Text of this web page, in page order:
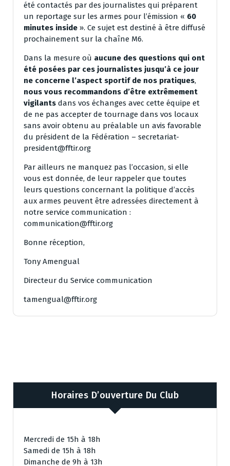
été contactés par des journalistes qui préparent
un reportage sur les armes pour l’émission « 60
minutes inside ». Ce sujet est destiné à être diffusé
prochainement sur la chaîne M6.
Dans la mesure où aucune des questions qui ont
été posées par ces journalistes jusqu’à ce jour
ne concerne l’aspect sportif de nos pratiques,
nous vous recommandons d’être extrêmement
vigilants dans vos échanges avec cette équipe et
de ne pas accepter de tournage dans vos locaux
sans avoir obtenu au préalable un avis favorable
du président de la Fédération – secretariat-
president@fftir.org
Par ailleurs ne manquez pas l’occasion, si elle
vous est donnée, de leur rappeler que toutes
leurs questions concernant la politique d’accès
aux armes peuvent être adressées directement à
notre service communication :
communication@fftir.org
Bonne réception,
Tony Amengual
Directeur du Service communication
tamengual@fftir.org
Horaires D’ouverture Du Club
Mercredi de 15h à 18h
Samedi de 15h à 18h
Dimanche de 9h à 13h